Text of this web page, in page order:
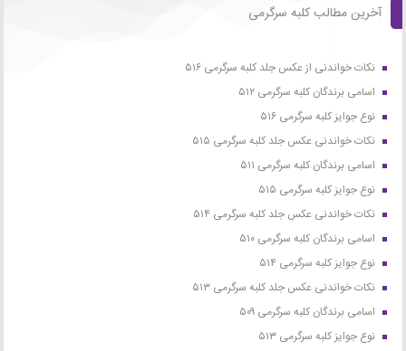
آخرین مطالب کلبه سرگرمی
نکات خواندنی از عکس جلد کلبه سرگرمی ۵۱۶
اسامی برندگان کلبه سرگرمی ۵۱۲
نوع جوایز کلبه سرگرمی ۵۱۶
نکات خواندنی عکس جلد کلبه سرگرمی ۵۱۵
اسامی برندگان کلبه سرگرمی ۵۱۱
نوع جوایز کلبه سرگرمی ۵۱۵
نکات خواندنی عکس جلد کلبه سرگرمی ۵۱۴
اسامی برندگان کلبه سرگرمی ۵۱۰
نوع جوایز کلبه سرگرمی ۵۱۴
نکات خواندنی عکس جلد کلبه سرگرمی ۵۱۳
اسامی برندگان کلبه سرگرمی ۵۰۹
نوع جوایز کلبه سرگرمی ۵۱۳